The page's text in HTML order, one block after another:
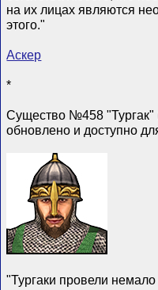
на их лицах являются
этого."
Аскер
*
Существо №458 "Тургак"
обновлено и доступно
"Тургаки провели